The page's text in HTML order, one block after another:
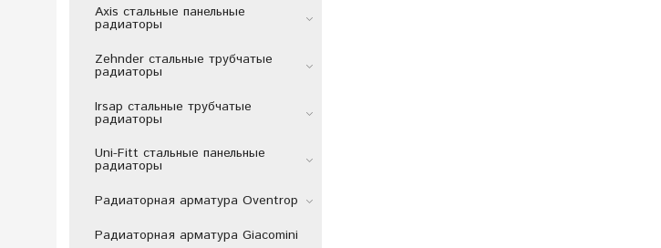
Axis стальные панельные
радиаторы
Zehnder стальные трубчатые
радиаторы
Irsap стальные трубчатые
радиаторы
Uni-Fitt стальные панельные
радиаторы
Радиаторная арматура Oventrop
Радиаторная арматура Giacomini